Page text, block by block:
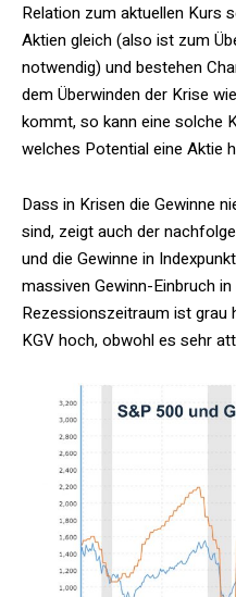
Relation zum aktuellen Kurs
Aktien gleich (also ist zum
notwendig) und bestehen
dem Überwinden der Krise
kommt, so kann eine solche
welches Potential eine Aktie
Dass in Krisen die Gewinne
sind, zeigt auch der
und die Gewinne in
massiven Gewinn-Einbruch
Rezessionszeitraum ist grau
KGV hoch, obwohl es sehr